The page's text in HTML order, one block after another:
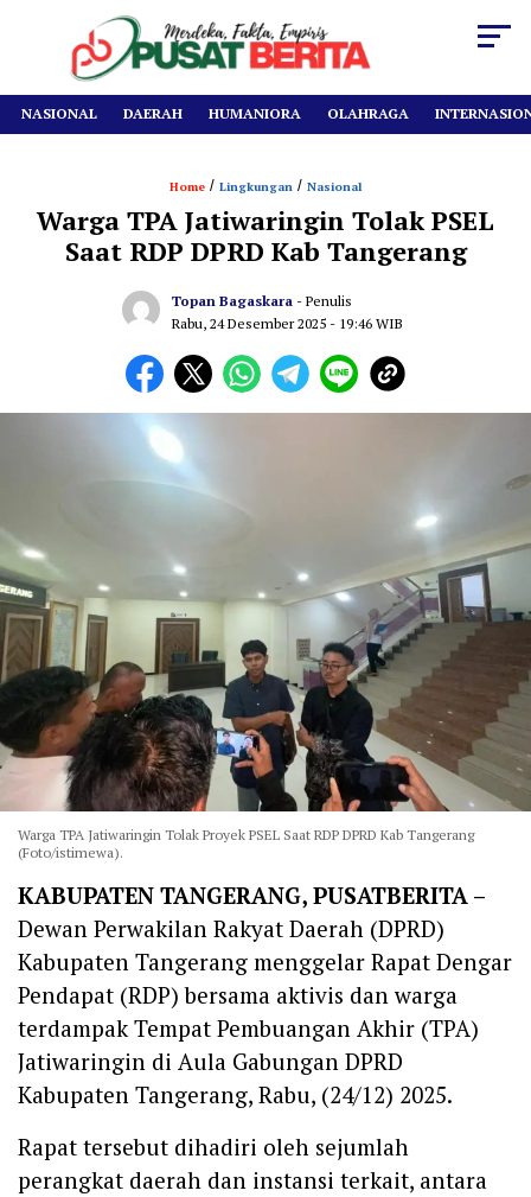
NASIONAL DAERAH HUMANIORA OLAHRAGA
Home / Lingkungan / Nasional
Warga TPA Jatiwaringin Tolak PSEL
Saat RDP DPRD Kab Tangerang
Topan Bagaskara - Penulis
Rabu, 24 Desember 2025 - 19:46 WIB
Warga TPA Jatiwaringin Tolak Proyek PSEL Saat RDP DPRD Kab Tangerang
(Foto/istimewa).
‎KABUPATEN TANGERANG, PUSATBERITA –
Dewan Perwakilan Rakyat Daerah (DPRD)
Kabupaten Tangerang menggelar Rapat Dengar
Pendapat (RDP) bersama aktivis dan warga
terdampak Tempat Pembuangan Akhir (TPA)
Jatiwaringin di Aula Gabungan DPRD
Kabupaten Tangerang, Rabu, (24/12) 2025.
‎Rapat tersebut dihadiri oleh sejumlah
perangkat daerah dan instansi terkait, antara